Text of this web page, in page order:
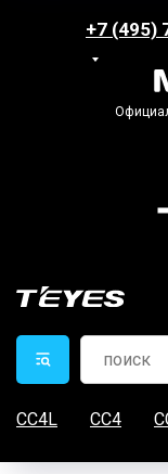
+7 (495)
CC4L CC4